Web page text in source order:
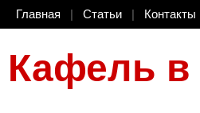
Главная Статьи Контакты
Кафель в